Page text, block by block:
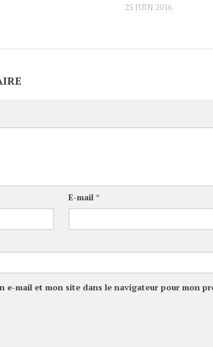
25 JUIN 2016
E-mail *
e-mail et mon site dans le navigateur pour mon